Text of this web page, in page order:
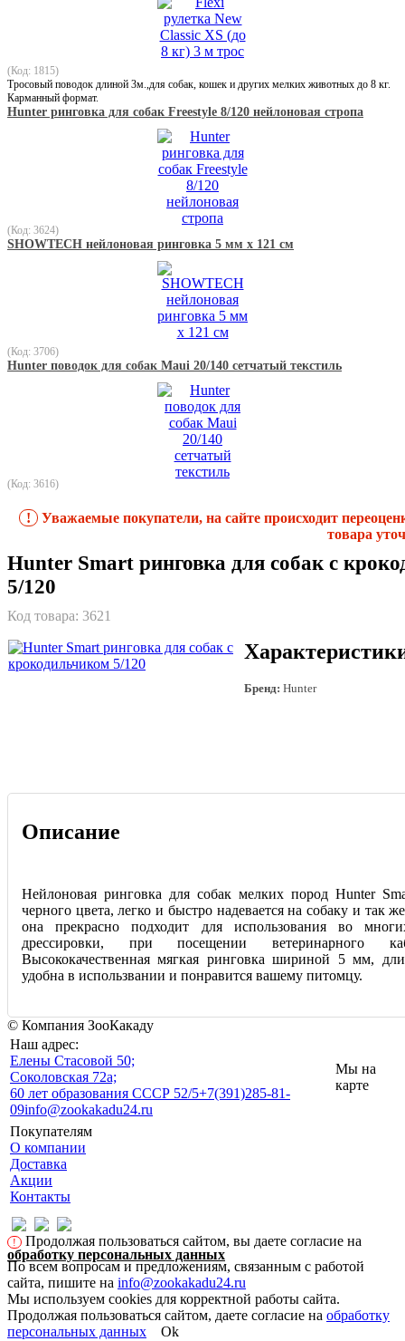
(Код: 1815)
Тросовый поводок длиной 3м.,для собак, кошек и других мелких животных до 8 кг.
Карманный формат.
Hunter ринговка для собак Freestyle 8/120 нейлоновая стропа
(Код: 3624)
SHOWTECH нейлоновая ринговка 5 мм х 121 см
(Код: 3706)
Hunter поводок для собак Maui 20/140 сетчатый текстиль
(Код: 3616)
!
Уважаемые покупатели, на сайте происходит
товара
Hunter Smart ринговка для собак с
5/120
Код товара: 3621
Бренд: Hunter
Описание
Нейлоновая ринговка для собак мелких пород Hunter
черного цвета, легко и быстро надевается на собаку и так
она прекрасно подходит для использования во
дрессировки, при посещении ветеринарного
Высококачественная мягкая ринговка шириной 5 мм,
удобна в использвании и понравится вашему питомцу.
© Компания ЗооКакаду
Наш адрес:
Eлены Стасовой 50;
Соколовская 72а;
60 лет образования СССР 52/5+7(391)285-81-
09info@zookakadu24.ru
Мы на
карте
Покупателям
О компании
Доставка
Акции
Контакты
!
Продолжая пользоваться сайтом, вы даете согласие на
обработку персональных данных
По всем вопросам и предложениям, связанным с работой
сайта, пишите на info@zookakadu24.ru
Мы используем cookies для корректной работы сайта.
Продолжая пользоваться сайтом, даете согласие на обработку
персональных данных
Ok